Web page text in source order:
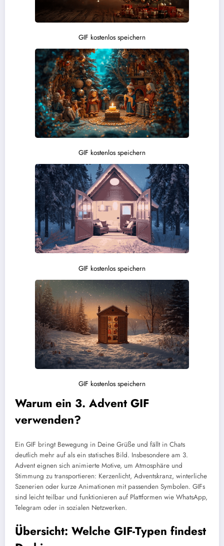
GIF kostenlos speichern
GIF kostenlos speichern
GIF kostenlos speichern
GIF kostenlos speichern
Warum ein 3. Advent GIF
verwenden?
Ein GIF bringt Bewegung in Deine Grüße und fällt in Chats
deutlich mehr auf als ein statisches Bild. Insbesondere am 3.
Advent eignen sich animierte Motive, um Atmosphäre und
Stimmung zu transportieren: Kerzenlicht, Adventskranz, winterliche
Szenerien oder kurze Animationen mit passenden Symbolen. GIFs
sind leicht teilbar und funktionieren auf Plattformen wie WhatsApp,
Telegram oder in sozialen Netzwerken.
Übersicht: Welche GIF-Typen findest